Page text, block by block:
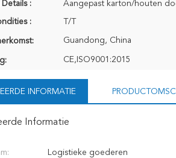
: Aangepast karton/houten
: T/T
Guandong, China
CE,ISO9001:2015
INFORMATIE
Informatie
Logistieke goederen